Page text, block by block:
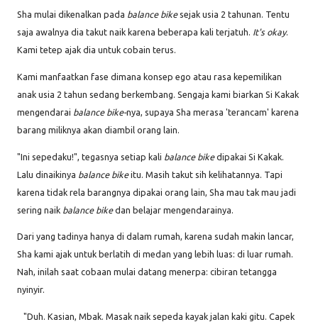
Sha mulai dikenalkan pada balance bikesejak usia 2 tahunan. Tentu
saja awalnya dia takut naik karena beberapa kali terjatuh. It's okay.
Kami tetep ajak dia untuk cobain terus.
Kami manfaatkan fase dimana konsep ego atau rasa kepemilikan
anak usia 2 tahun sedang berkembang. Sengaja kami biarkan Si Kakak
mengendarai balance bike-nya, supaya Sha merasa 'terancam' karena
barang miliknya akan diambil orang lain.
"Ini sepedaku!", tegasnya setiap kali balance bikedipakai Si Kakak.
Lalu dinaikinya balance bikeitu. Masih takut sih kelihatannya. Tapi
karena tidak rela barangnya dipakai orang lain, Sha mau tak mau jadi
sering naik balance bikedan belajar mengendarainya.
Dari yang tadinya hanya di dalam rumah, karena sudah makin lancar,
Sha kami ajak untuk berlatih di medan yang lebih luas: di luar rumah.
Nah, inilah saat cobaan mulai datang menerpa: cibiran tetangga
nyinyir.
"Duh. Kasian, Mbak. Masak naik sepeda kayak jalan kaki gitu. Capek